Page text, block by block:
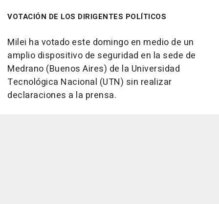
VOTACIÓN DE LOS DIRIGENTES POLÍTICOS
Milei ha votado este domingo en medio de un
amplio dispositivo de seguridad en la sede de
Medrano (Buenos Aires) de la Universidad
Tecnológica Nacional (UTN) sin realizar
declaraciones a la prensa.